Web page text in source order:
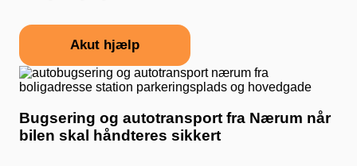
Akut hjælp
Bugsering og autotransport fra Nærum når
bilen skal håndteres sikkert